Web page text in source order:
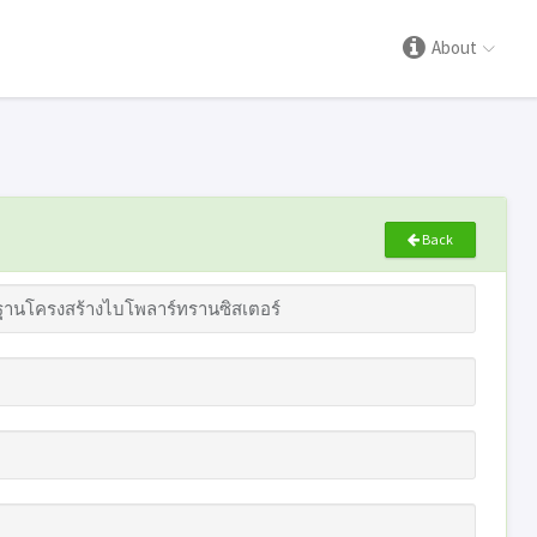
About
Back
โครงสร้างไบโพลาร์ทรานซิสเตอร์